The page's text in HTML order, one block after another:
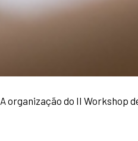
A organização do II Workshop